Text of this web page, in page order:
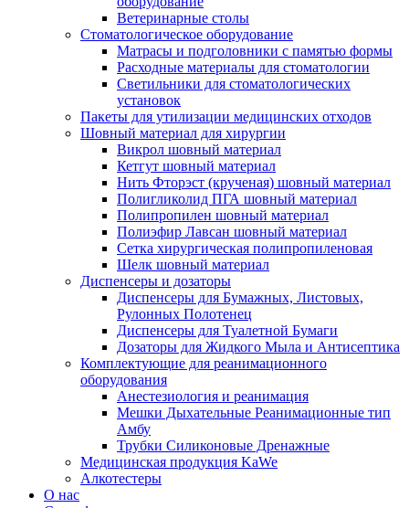
Ветеринарные столы
Стоматологическое оборудование
Матрасы и подголовники с памятью формы
Расходные материалы для стоматологии
Светильники для стоматологических
установок
Пакеты для утилизации медицинских отходов
Шовный материал для хирургии
Викрол шовный материал
Кетгут шовный материал
Нить Фторэст (крученая) шовный материал
Полигликолид ПГА шовный материал
Полипропилен шовный материал
Полиэфир Лавсан шовный материал
Сетка хирургическая полипропиленовая
Шелк шовный материал
Диспенсеры и дозаторы
Диспенсеры для Бумажных, Листовых,
Рулонных Полотенец
Диспенсеры для Туалетной Бумаги
Дозаторы для Жидкого Мыла и Антисептика
Комплектующие для реанимационного
оборудования
Анестезиология и реанимация
Мешки Дыхательные Реанимационные тип
Амбу
Трубки Силиконовые Дренажные
Медицинская продукция KaWe
Алкотестеры
О нас